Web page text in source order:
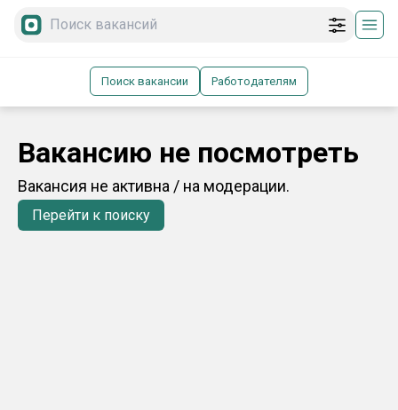
Поиск вакансии Работодателям
Вакансию не посмотреть
Вакансия не активна / на модерации.
Перейти к поиску